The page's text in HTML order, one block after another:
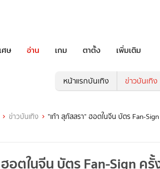
ษ อ่าน เกม ตาตั้ง เพิ่มเติม
หน้าแรกบันเทิง ข่าวบันเทิง
ข่าวบันเทิง "เก้า สุภัสสรา" ฮอตในจีน บัตร Fan-
อตในจีน บัตร Fan-Sign ค